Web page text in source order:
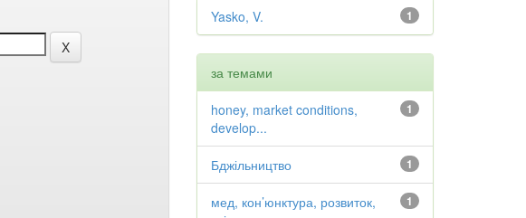
1
Yasko, V.
за темами
1
honey, market conditions,
develop...
1
Бджільництво
1
мед, кон’юнктура, розвиток,